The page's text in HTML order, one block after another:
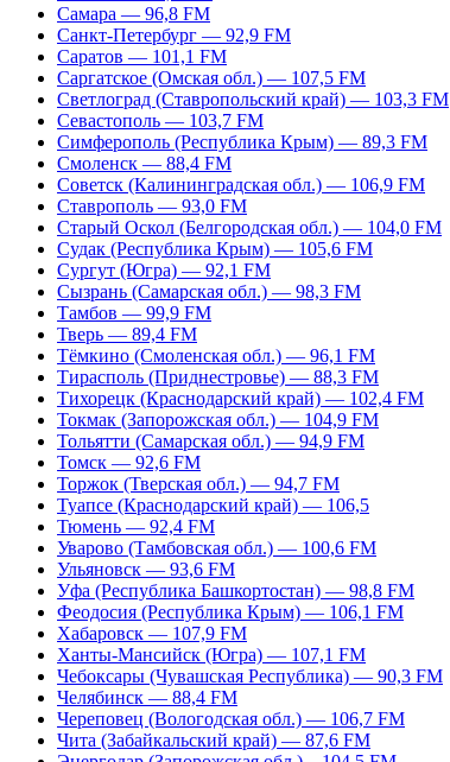
Самара — 96,8 FM
Санкт-Петербург — 92,9 FM
Саратов — 101,1 FM
Саргатское (Омская обл.) — 107,5 FM
Светлоград (Ставропольский край) — 103,3 FM
Севастополь — 103,7 FM
Симферополь (Республика Крым) — 89,3 FM
Смоленск — 88,4 FM
Советск (Калининградская обл.) — 106,9 FM
Ставрополь — 93,0 FM
Старый Оскол (Белгородская обл.) — 104,0 FM
Судак (Республика Крым) — 105,6 FM
Сургут (Югра) — 92,1 FM
Сызрань (Самарская обл.) — 98,3 FM
Тамбов — 99,9 FM
Тверь — 89,4 FM
Тёмкино (Смоленская обл.) — 96,1 FM
Тирасполь (Приднестровье) — 88,3 FM
Тихорецк (Краснодарский край) — 102,4 FM
Токмак (Запорожская обл.) — 104,9 FM
Тольятти (Самарская обл.) — 94,9 FM
Томск — 92,6 FM
Торжок (Тверская обл.) — 94,7 FM
Туапсе (Краснодарский край) — 106,5
Тюмень — 92,4 FM
Уварово (Тамбовская обл.) — 100,6 FM
Ульяновск — 93,6 FM
Уфа (Республика Башкортостан) — 98,8 FM
Феодосия (Республика Крым) — 106,1 FM
Хабаровск — 107,9 FM
Ханты-Мансийск (Югра) — 107,1 FM
Чебоксары (Чувашская Республика) — 90,3 FM
Челябинск — 88,4 FM
Череповец (Вологодская обл.) — 106,7 FM
Чита (Забайкальский край) — 87,6 FM